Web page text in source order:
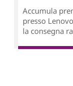
Accumula
presso
la consegna